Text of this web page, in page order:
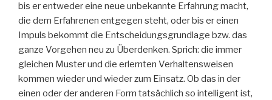
bis er entweder eine neue unbekannte Erfahrung macht,
die dem Erfahrenen entgegen steht, oder bis er einen
Impuls bekommt die Entscheidungsgrundlage bzw. das
ganze Vorgehen neu zu Überdenken. Sprich: die immer
gleichen Muster und die erlernten Verhaltensweisen
kommen wieder und wieder zum Einsatz. Ob das in der
einen oder der anderen Form tatsächlich so intelligent ist,